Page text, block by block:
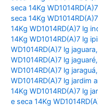
seca 14Kg
seca 14Kg
14Kg WD1014RD(A)7 lg
14Kg WD1014RD(A)7 lg
WD1014RD(A)7 lg jaguara
WD1014RD(A)7 lg jaguaré
WD1014RD(A)7 lg jaraguá
WD1014RD(A)7 lg jardim
14Kg WD1014RD(A)7 lg
e seca 14Kg